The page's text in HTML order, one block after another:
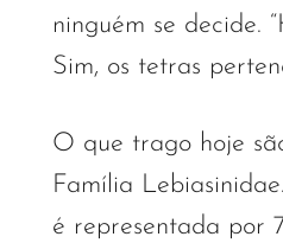
ninguém se decide.
Sim, os tetras
O que trago hoje
Família
é representada por